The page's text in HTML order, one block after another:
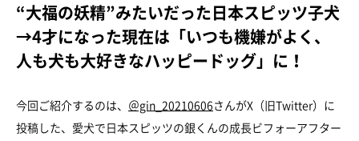
“大福の妖精”みたいだった日本スピッツ子犬
→4才になった現在は「いつも機嫌がよく、
人も犬も大好きなハッピードッグ」に！
今回ご紹介するのは、 ＠gin_20210606さんがX（旧Twitter）に
投稿した、愛犬で日本スピッツの銀くんの成長ビフォーアフター